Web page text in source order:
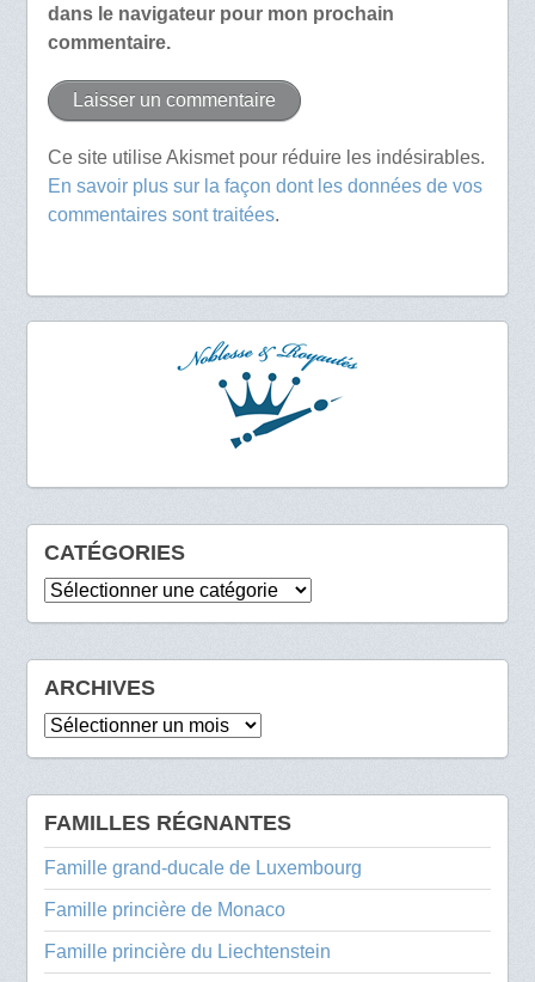
dans le navigateur pour mon prochain
commentaire.
Ce site utilise Akismet pour réduire les indésirables.
En savoir plus sur la façon dont les données de vos
commentaires sont traitées.
CATÉGORIES
Catégories
ARCHIVES
Archives
FAMILLES RÉGNANTES
Famille grand-ducale de Luxembourg
Famille princière de Monaco
Famille princière du Liechtenstein